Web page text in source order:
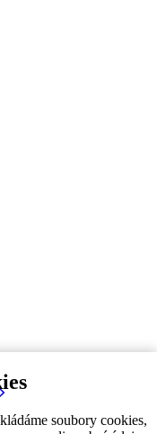
soubory cookies,